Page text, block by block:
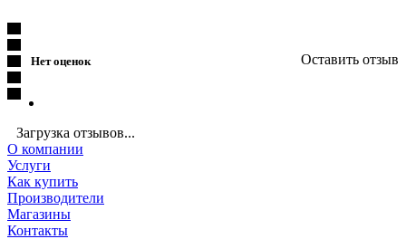
Нет оценок Оставить отзыв
Загрузка отзывов...
О компании
Услуги
Как купить
Производители
Магазины
Контакты